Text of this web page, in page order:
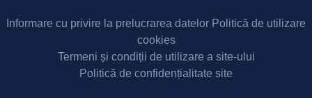
Informare cu privire la prelucrarea datelor Politică de utilizare
cookies
Termeni și condiții de utilizare a site-ului
Politică de confidențialitate site